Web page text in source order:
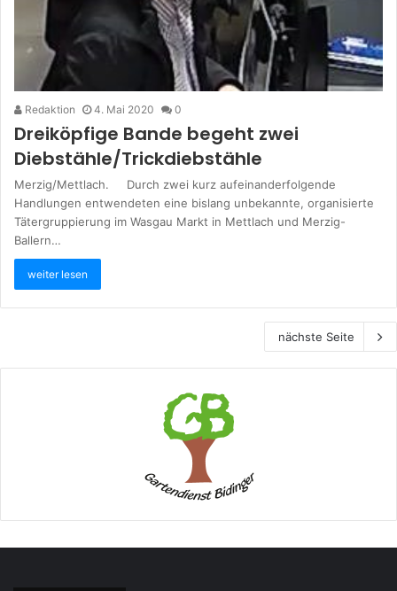
Redaktion 4. Mai 2020 0
Dreiköpfige Bande begeht zwei
Diebstähle/Trickdiebstähle
Merzig/Mettlach. Durch zwei kurz aufeinanderfolgende
Handlungen entwendeten eine bislang unbekannte, organisierte
Tätergruppierung im Wasgau Markt in Mettlach und Merzig-
Ballern…
weiter lesen
nächste Seite